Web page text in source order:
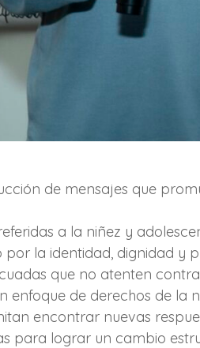
de mensajes que
a la niñez y
la identidad, dignidad y
que no atenten
enfoque de derechos de la
encontrar nuevas
para lograr un cambio